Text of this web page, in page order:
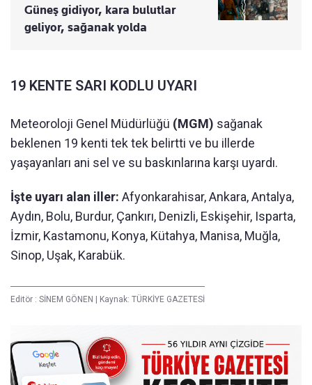
Güneş gidiyor, kara bulutlar
geliyor, sağanak yolda
19 KENTE SARI KODLU UYARI
Meteoroloji Genel Müdürlüğü (MGM) sağanak
beklenen 19 kenti tek tek belirtti ve bu illerde
yaşayanları ani sel ve su baskınlarına karşı uyardı.
İşte uyarı alan iller: Afyonkarahisar, Ankara, Antalya,
Aydın, Bolu, Burdur, Çankırı, Denizli, Eskişehir, Isparta,
İzmir, Kastamonu, Konya, Kütahya, Manisa, Muğla,
Sinop, Uşak, Karabük.
Editör : SİNEM GÖNEN Kaynak: TÜRKİYE GAZETESİ